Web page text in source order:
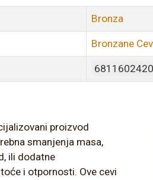
Bronza
Bronzane
6811602420
proizvod
smanjenja masa,
ili dodatne
i otpornosti. Ove cevi